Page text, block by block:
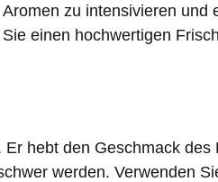
zu intensivieren und
einen hochwertigen
hebt den Geschmack des
werden. Verwenden